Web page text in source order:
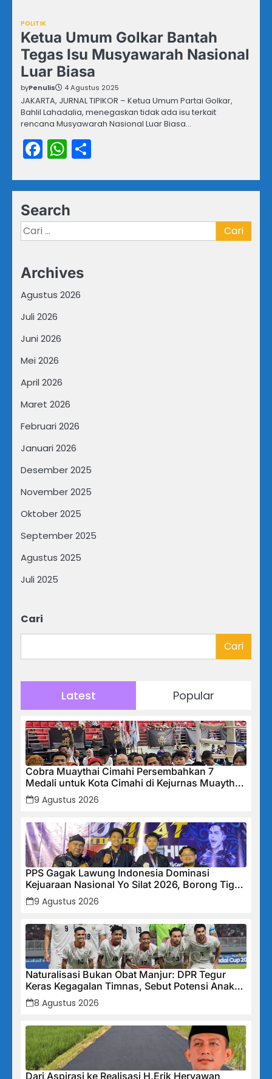
POLITIK
Ketua Umum Golkar Bantah
Tegas Isu Musyawarah Nasional
Luar Biasa
byPenulis 4 Agustus 2025
JAKARTA, JURNAL TIPIKOR – Ketua Umum Partai Golkar,
Bahlil Lahadalia, menegaskan tidak ada isu terkait
rencana Musyawarah Nasional Luar Biasa…
Facebook
WhatsApp
Search
Cari
untuk:
Archives
Agustus 2026
Juli 2026
Juni 2026
Mei 2026
April 2026
Maret 2026
Februari 2026
Januari 2026
Desember 2025
November 2025
Oktober 2025
September 2025
Agustus 2025
Juli 2025
Cari
Cari
Latest Popular
Cobra Muaythai Cimahi Persembahkan 7
Medali untuk Kota Cimahi di Kejurnas Muaythai
Indonesia 2026
9 Agustus 2026
PPS Gagak Lawung Indonesia Dominasi
Kejuaraan Nasional Yo Silat 2026, Borong Tiga
Medali Emas
9 Agustus 2026
Naturalisasi Bukan Obat Manjur: DPR Tegur
Keras Kegagalan Timnas, Sebut Potensi Anak
Bangsa Terabaikan Demi “Jalan Pintas”
8 Agustus 2026
Dari Aspirasi ke Realisasi H.Erik Heryawan